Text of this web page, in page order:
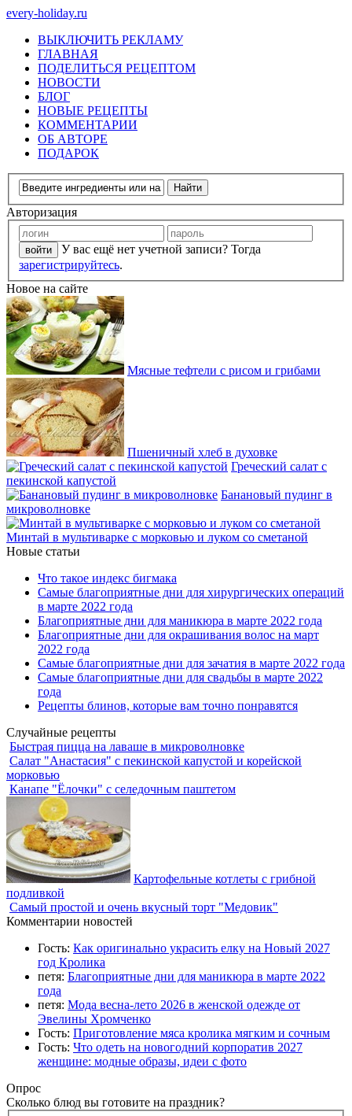
every-holiday.ru
ВЫКЛЮЧИТЬ РЕКЛАМУ
ГЛАВНАЯ
ПОДЕЛИТЬСЯ РЕЦЕПТОМ
НОВОСТИ
БЛОГ
НОВЫЕ РЕЦЕПТЫ
КОММЕНТАРИИ
ОБ АВТОРЕ
ПОДАРОК
Авторизация
У вас ещё нет учетной записи? Тогда
зарегистрируйтесь.
Новое на сайте
Мясные тефтели с рисом и грибами
Пшеничный хлеб в духовке
Греческий салат с
пекинской капустой
Банановый пудинг в
микроволновке
Минтай в мультиварке с морковью и луком со сметаной
Новые статьи
Что такое индекс бигмака
Самые благоприятные дни для хирургических операций
в марте 2022 года
Благоприятные дни для маникюра в марте 2022 года
Благоприятные дни для окрашивания волос на март
2022 года
Самые благоприятные дни для зачатия в марте 2022 года
Самые благоприятные дни для свадьбы в марте 2022
года
Рецепты блинов, которые вам точно понравятся
Случайные рецепты
Быстрая пицца на лаваше в микроволновке
Салат "Анастасия" с пекинской капустой и корейской
морковью
Канапе "Ёлочки" с селедочным паштетом
Картофельные котлеты с грибной
подливкой
Самый простой и очень вкусный торт "Медовик"
Комментарии новостей
Гость: Как оригинально украсить елку на Новый 2027
год Кролика
петя: Благоприятные дни для маникюра в марте 2022
года
петя: Мода весна-лето 2026 в женской одежде от
Эвелины Хромченко
Гость: Приготовление мяса кролика мягким и сочным
Гость: Что одеть на новогодний корпоратив 2027
женщине: модные образы, идеи с фото
Опрос
Сколько блюд вы готовите на праздник?